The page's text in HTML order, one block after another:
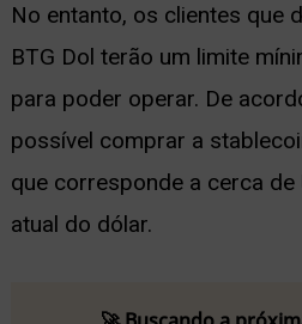
No entanto, os clientes que
BTG Dol terão um limite
para poder operar. De
possível comprar a
que corresponde a cerca de
atual do dólar.